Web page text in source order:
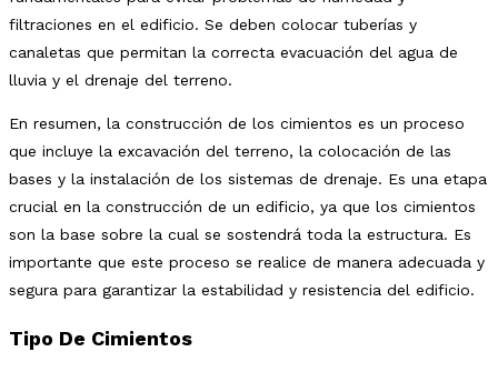
filtraciones en el edificio. Se deben colocar tuberías y
canaletas que permitan la correcta evacuación del agua de
lluvia y el drenaje del terreno.
En resumen, la construcción de los cimientos es un proceso
que incluye la excavación del terreno, la colocación de las
bases y la instalación de los sistemas de drenaje. Es una etapa
crucial en la construcción de un edificio, ya que los cimientos
son la base sobre la cual se sostendrá toda la estructura. Es
importante que este proceso se realice de manera adecuada y
segura para garantizar la estabilidad y resistencia del edificio.
Tipo De Cimientos